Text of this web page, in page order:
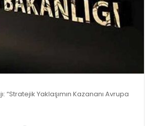
“Stratejik Yaklaşımın Kazananı Avrupa